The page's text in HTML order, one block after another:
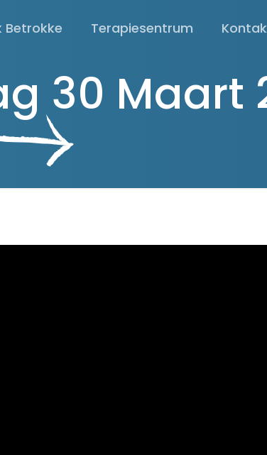
Betrokke Terapiesentrum
30 Maart